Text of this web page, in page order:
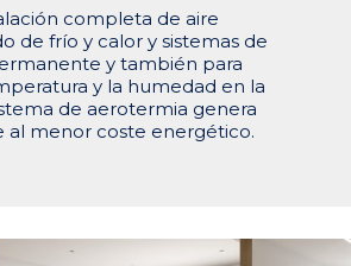
completa de aire
de frío y calor y sistemas de
y también para
y la humedad en la
de aerotermia genera
al menor coste energético.